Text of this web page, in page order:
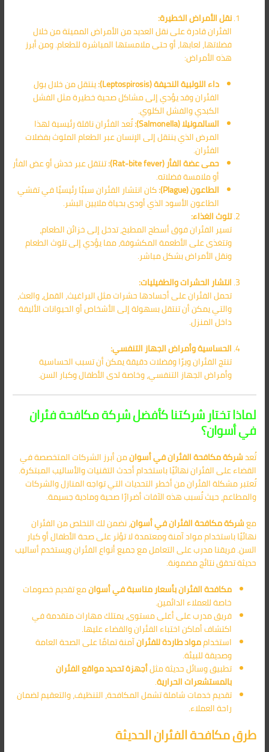
نقل الأمراض الخطيرة:
الفئران قادرة على نقل العديد من الأمراض المميتة من خلال
فضلاتها، لعابها، أو حتى ملامستها المباشرة للطعام. ومن أبرز
هذه الأمراض:
داء اللولبية النحيفة (Leptospirosis):
ينتقل من خلال بول
الفئران وقد يؤدي إلى مشاكل صحية خطيرة مثل الفشل
الكبدي والفشل الكلوي.
السالمونيلا (Salmonella):
تُعد الفئران ناقلة رئيسية لهذا
المرض الذي ينتقل إلى الإنسان عبر الطعام الملوث بفضلات
الفئران.
حمى عضة الفأر (Rat-bite fever):
تنتقل عبر خدش أو عض الفأر
أو ملامسة فضلاته.
الطاعون (Plague):
كان انتشار الفئران سببًا رئيسيًا في تفشي
الطاعون الأسود الذي أودى بحياة ملايين البشر.
تلوث الغذاء:
تسير الفئران فوق أسطح المطبخ، تدخل إلى خزائن الطعام،
وتتغذى على الأطعمة المكشوفة، مما يؤدي إلى تلوث الطعام
ونقل الأمراض بشكل مباشر.
انتشار الحشرات والطفيليات:
تحمل الفئران على أجسادها حشرات مثل البراغيث، القمل، والعث،
والتي يمكن أن تنتقل بسهولة إلى الأشخاص أو الحيوانات الأليفة
داخل المنزل.
الحساسية وأمراض الجهاز التنفسي:
تنتج الفئران وبرًا وفضلات دقيقة يمكن أن تسبب الحساسية
وأمراض الجهاز التنفسي، وخاصة لدى الأطفال وكبار السن.
لماذا تختار شركتنا كأفضل شركة مكافحة فئران
في أسوان؟
تُعدشركة مكافحة الفئران في أسوانمن أبرز الشركات المتخصصة في
القضاء على الفئران نهائيًا باستخدام أحدث التقنيات والأساليب المبتكرة.
تُعتبر مشكلة الفئران من أخطر التحديات التي تواجه المنازل والشركات
والمطاعم، حيث تُسبب هذه الآفات أضرارًا صحية ومادية جسيمة.
معشركة مكافحة الفئران في أسوان، نضمن لك التخلص من الفئران
نهائيًا باستخدام مواد آمنة ومعتمدة لا تؤثر على صحة الأطفال أو كبار
السن. فريقنا مدرب على التعامل مع جميع أنواع الفئران ويستخدم أساليب
حديثة تحقق نتائج مضمونة.
مكافحة الفئران بأسعار مناسبة في أسوانمع تقديم خصومات
خاصة للعملاء الدائمين.
فريق مدرب على أعلى مستوى، يمتلك مهارات متقدمة في
اكتشاف أماكن اختباء الفئران والقضاء عليها.
استخداممواد طاردة للفئرانآمنة تمامًا على الصحة العامة
وصديقة للبيئة.
تطبيق وسائل حديثة مثلأجهزة تحديد مواقع الفئران
بالمستشعرات الحرارية.
تقديم خدمات شاملة تشمل المكافحة، التنظيف، والتعقيم لضمان
راحة العملاء.
طرق مكافحة الفئران الحديثة